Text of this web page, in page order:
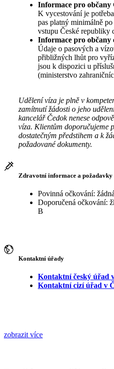
Informace pro občany
K vycestování je
pas platný minimálně
vstupu České republiky
Informace pro občany
Údaje o pasových a
přibližných lhůt pro
jsou k dispozici u
(ministerstvo
Udělení víza je plně v
zamítnutí žádosti o jeho
kancelář Čedok nenese
víza. Klientům doporučujeme
dostatečným předstihem a k
požadované dokumenty.
Zdravotní informace a požadavky
Povinná očkování: žádná
Doporučená očkování:
B
Kontaktní úřady
Kontaktní český úřad
Kontaktní cizí úřad v
zobrazit více